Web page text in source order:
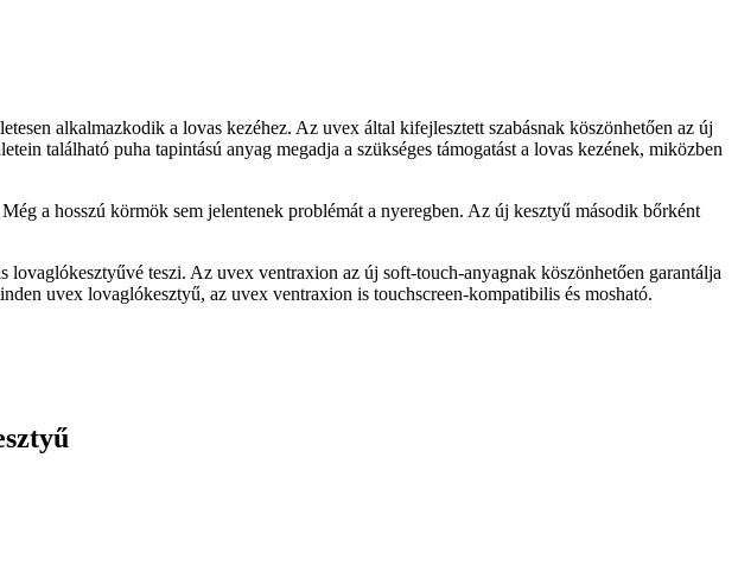
alkalmazkodik a lovas kezéhez. Az uvex által kifejlesztett szabásnak köszönhetően az új
található puha tapintású anyag megadja a szükséges támogatást a lovas kezének, miközben
a hosszú körmök sem jelentenek problémát a nyeregben. Az új kesztyű második bőrként
teszi. Az uvex ventraxion az új soft-touch-anyagnak köszönhetően garantálja
uvex lovaglókesztyű, az uvex ventraxion is touchscreen-kompatibilis és mosható.